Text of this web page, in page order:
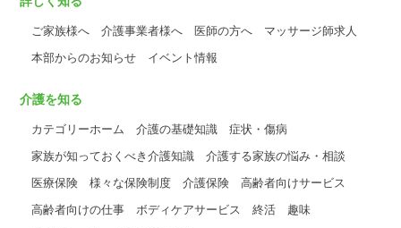
ご家族様へ 介護事業者様へ 医師の方へ
マッサージ師求人
本部からのお知らせ
イベント情報
介護を知る
カテゴリーホーム 介護の基礎知識
症状・傷病
家族が知っておくべき介護知識
介護する家族の悩み・相談
医療保険
様々な保険制度 介護保険
高齢者向けサービス
高齢者向けの仕事
ボディケアサービス 終活
趣味